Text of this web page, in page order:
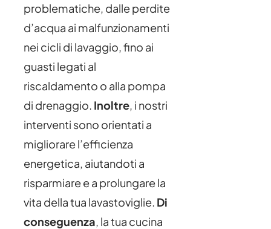
problematiche, dalle perdite
d’acqua ai malfunzionamenti
nei cicli di lavaggio, fino ai
guasti legati al
riscaldamento o alla pompa
di drenaggio. Inoltre, i nostri
interventi sono orientati a
migliorare l’efficienza
energetica, aiutandoti a
risparmiare e a prolungare la
vita della tua lavastoviglie. Di
conseguenza, la tua cucina